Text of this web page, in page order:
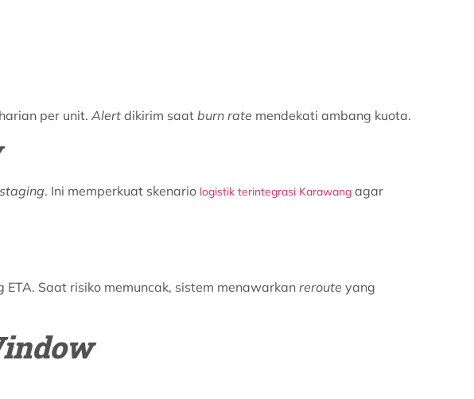
per unit. Alert dikirim saat burn rate mendekati ambang kuota.
staging. Ini memperkuat skenario logistik terintegrasi Karawang agar
ETA. Saat risiko memuncak, sistem menawarkan reroute yang